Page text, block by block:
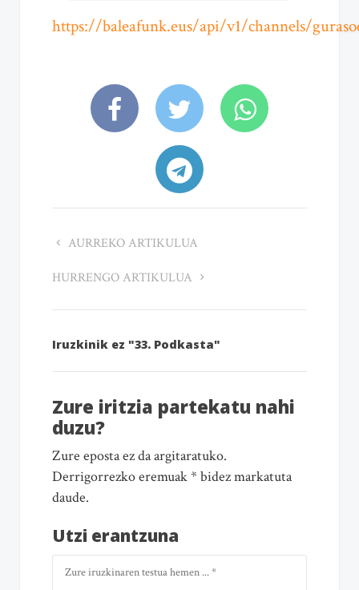
https://baleafunk.eus/api/v1/channels/
AURREKO ARTIKULUA
HURRENGO ARTIKULUA
Iruzkinik ez "33. Podkasta"
Zure iritzia partekatu nahi
duzu?
Zure eposta ez da argitaratuko.
Derrigorrezko eremuak * bidez markatuta
daude.
Utzi erantzuna